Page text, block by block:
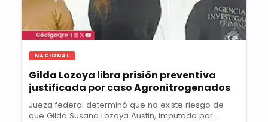
NACIONAL
Gilda Lozoya libra prisión preventiva
justificada por caso Agronitrogenados
Jueza federal determinó que no existe riesgo de
que Gilda Susana Lozoya Austin, imputada por...